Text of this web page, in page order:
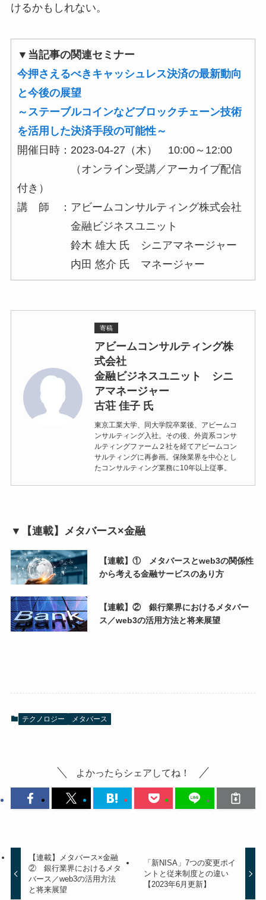
けるかもしれない。
▼当記事の関連セミナー
今押さえるべきキャッシュレス決済の最新動向
と今後の展望
～ステーブルコインなどブロックチェーン技術
を活用した決済手段の可能性～
開催日時：2023-04-27（木） 10:00～12:00
（オンライン受講／アーカイブ配信
付き）
講 師 ：アビームコンサルティング株式会社
金融ビジネスユニット
鈴木 雄大 氏 シニアマネージャー
内田 悠介 氏 マネージャー
寄稿
アビームコンサルティング株
式会社
金融ビジネスユニット シニ
アマネージャー
古荘 佳子 氏
東京工業大学、同大学院卒業後、アビームコ
ンサルティング入社。その後、外資系コンサ
ルティングファーム２社を経てアビームコン
サルティングに再参画。保険業界を中心とし
たコンサルティング業務に10年以上従事。
▼【連載】メタバース×金融
【連載】① メタバースとweb3の関係性
から考える金融サービスのあり方
【連載】② 銀行業界におけるメタバー
ス／web3の活用方法と将来展望
テクノロジー メタバース
よかったらシェアしてね！
【連載】メタバース×金融
② 銀行業界におけるメタ
バース／web3の活用方法
と将来展望
「新NISA」7つの変更ポイ
ントと従来制度との違い
【2023年6月更新】